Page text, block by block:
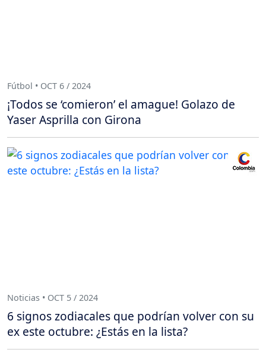
Fútbol • OCT 6 / 2024
¡Todos se ‘comieron’ el amague! Golazo de
Yaser Asprilla con Girona
Noticias • OCT 5 / 2024
6 signos zodiacales que podrían volver con su
ex este octubre: ¿Estás en la lista?